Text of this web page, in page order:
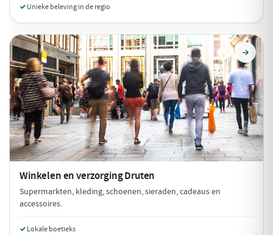
Unieke beleving in de regio
Winkelen en verzorgingDruten
Supermarkten, kleding, schoenen, sieraden, cadeaus en
accessoires.
Lokale boetieks